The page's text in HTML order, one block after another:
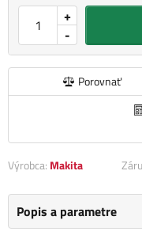
-
+
Porovnať
Výrobca: Makita
Popis a parametre